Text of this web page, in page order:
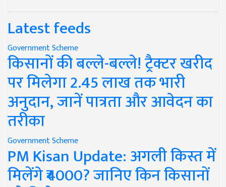
Latest feeds
Government Scheme
किसानों की बल्ले-बल्ले! ट्रैक्टर खरीद
पर मिलेगा 2.45 लाख तक भारी
अनुदान, जानें पात्रता और आवेदन का
तरीका
Government Scheme
PM Kisan Update: अगली किस्त में
मिलेंगे ₹4000? जानिए किन किसानों